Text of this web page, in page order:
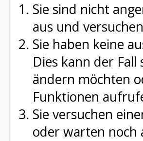
Sie sind nicht
aus und
Sie haben keine
Dies kann der
ändern möchten
Funktionen
Sie versuchen
oder warten noch